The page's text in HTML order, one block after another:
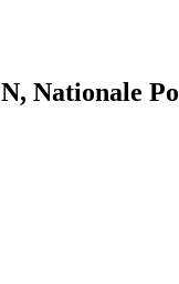
Nationale